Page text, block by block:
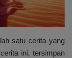
satu cerita yang
ini, tersimpan